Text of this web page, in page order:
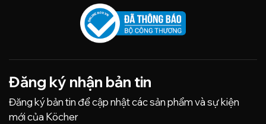
Đăng ký nhận bản tin
Đăng ký bản tin để cập nhật các sản phẩm và sự kiện
mới của Köcher